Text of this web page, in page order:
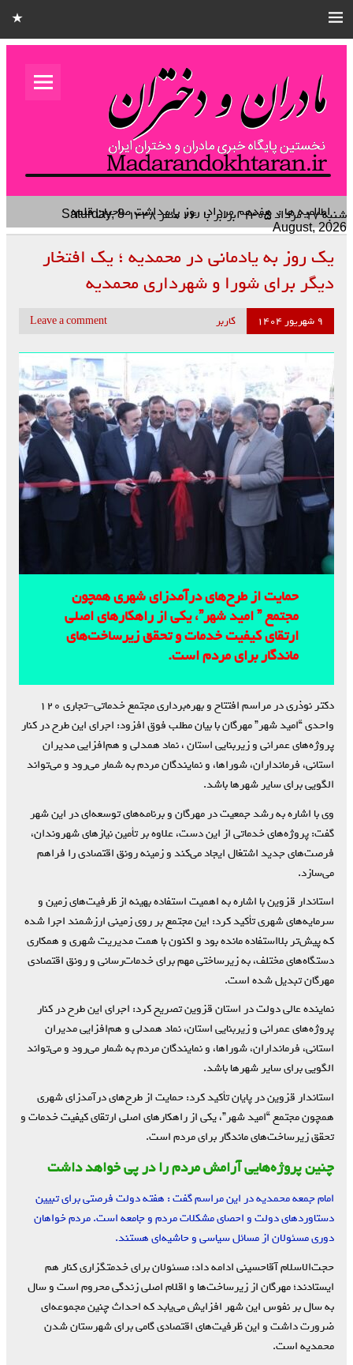
مادران و
اطلاعیه ها : هفدهم مرداد، روز پاسداشت صاحبان قلم‌های
آگاهی‌بخش و راویانشنبه ۱۷ مرداد ۱۴۰۵ برابر با۲۴ صفر ۱۴۴۸
Saturday, 8
یک روز به یادمانی در محمدیه ؛ یک افتخار
دیگر برای شورا و شهرداری محمدیه
۹ شهریور ۱۴۰۴ کاربر Leave a comment
حمایت از طرح‌های درآمدزای شهری همچون
مجتمع ” امید شهر”، یکی از راهکارهای اصلی
ارتقای کیفیت خدمات و تحقق زیرساخت‌های
ماندگار برای مردم است.
دکتر نوذری در مراسم افتتاح و بهره‌برداری مجتمع خدماتی–تجاری ۱۲۰
واحدی “امید شهر” مهرگان با بیان مطلب فوق افزود: اجرای این طرح در کنار
پروژه‌های عمرانی و زیربنایی استان ، نماد همدلی و هم‌افزایی مدیران
استانی، فرمانداران، شوراها، و نمایندگان مردم به شمار می‌رود و می‌تواند
الگویی برای سایر شهرها باشد.
وی با اشاره به رشد جمعیت در مهرگان و برنامه‌های توسعه‌ای در این شهر
گفت: پروژه‌های خدماتی از این دست، علاوه بر تأمین نیازهای شهروندان،
فرصت‌های جدید اشتغال ایجاد می‌کند و زمینه رونق اقتصادی را فراهم
می‌سازد.
استاندار قزوین با اشاره به اهمیت استفاده بهینه از ظرفیت‌های زمین و
سرمایه‌های شهری تأکید کرد: این مجتمع بر روی زمینی ارزشمند اجرا شده
که پیش‌تر بلااستفاده مانده بود و اکنون با همت مدیریت شهری و همکاری
دستگاه‌های مختلف، به زیرساختی مهم برای خدمات‌رسانی و رونق اقتصادی
مهرگان تبدیل شده است.
نماینده عالی دولت در استان قزوین تصریح کرد: اجرای این طرح در کنار
پروژه‌های عمرانی و زیربنایی استان، نماد همدلی و هم‌افزایی مدیران
استانی، فرمانداران، شوراها، و نمایندگان مردم به شمار می‌رود و می‌تواند
الگویی برای سایر شهرها باشد.
استاندار قزوین در پایان تأکید کرد: حمایت از طرح‌های درآمدزای شهری
همچون مجتمع “امید شهر”، یکی از راهکارهای اصلی ارتقای کیفیت خدمات و
تحقق زیرساخت‌های ماندگار برای مردم است.
چنین پروژه‌هایی آرامش‌ مردم‌ را در پی خواهد داشت
امام جمعه محمدیه در این مراسم گفت : هفته دولت فرصتی برای تبیین
دستاوردهای دولت و احصای مشکلات مردم و جامعه است. مردم خواهان
دوری مسئولان از مسائل سیاسی و حاشیه‌ای هستند.
حجت‌الاسلام آقاحسینی ادامه داد: مسئولان برای خدمتگزاری کنار هم
ایستادند؛ مهرگان از زیرساخت‌ها و اقلام اصلی زندگی‌ محروم است و سال
به سال بر نفوس این شهر افزایش می‌یابد که احداث چنین مجموعه‌ای
ضرورت داشت و این ظرفیت‌های اقتصادی گامی برای شهرستان شدن
محمدیه است.